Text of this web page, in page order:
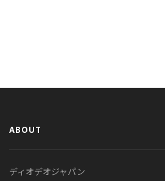
ABOUT
ディオデオジャパン